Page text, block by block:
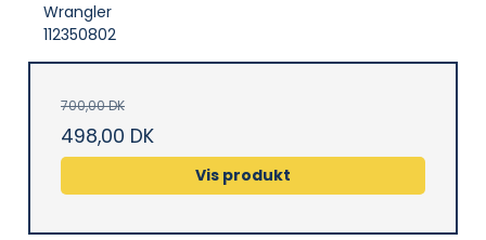
Wrangler
112350802
700,00 DK
498,00 DK
Vis produkt